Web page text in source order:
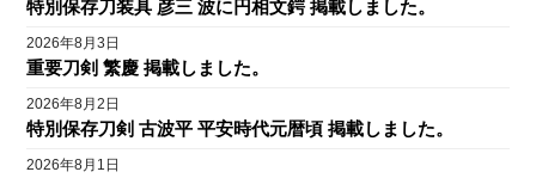
特別保存刀装具 彦三 波に円相文鍔 掲載しました。
2026年8月3日
重要刀剣 繁慶 掲載しました。
2026年8月2日
特別保存刀剣 古波平 平安時代元暦頃 掲載しました。
2026年8月1日